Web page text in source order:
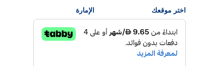
اختر موقعك الإمارة